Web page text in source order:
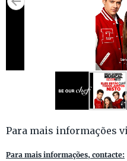
Para mais informações
Para mais informações, contacte: